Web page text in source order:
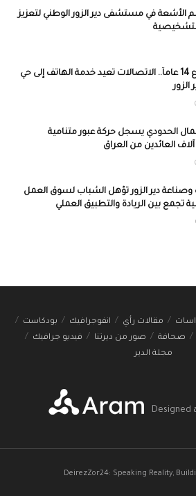
الأشعة في مستشفى دير الزور الوطني لتعزيز
بعد انقطاع 14 عاماً.. الاتصالات تعيد خدمة الهاتف إلى حي
الزور
الحدودي يسجل حركة عبور متنامية
العائدين من العراق
وصناعة دير الزور تؤهل الشباب لسوق العمل
تجمع بين الريادة والتطبيق العملي
مقالات رأي انفوجرافيك
بودكاست
صحافة صور من ديرتنا
فيديو جرافيك
مجلة الدير
Designed
DeirezZor24: Speaking Reality,